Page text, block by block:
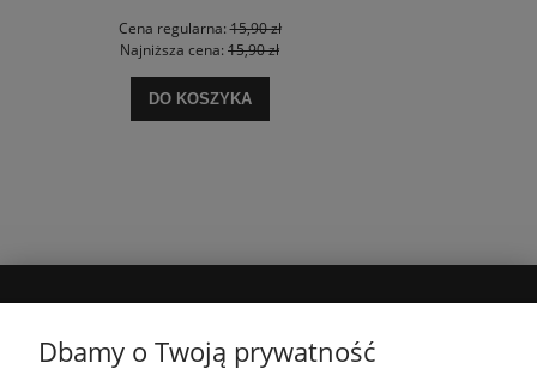
Cena regularna:15,90 zł
Najniższa cena: 15,90 zł
DO KOSZYKA
Dbamy o Twoją prywatność